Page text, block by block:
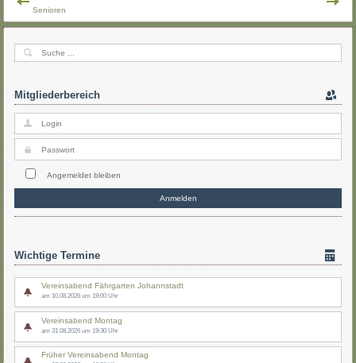
Senioren
Mitgliederbereich
Angemeldet bleiben
Wichtige Termine
Vereinsabend Fährgarten Johannstadt
am 10.08.2026 um 19:00 Uhr
Vereinsabend Montag
am 31.08.2026 um 19:30 Uhr
Früher Vereinsabend Montag